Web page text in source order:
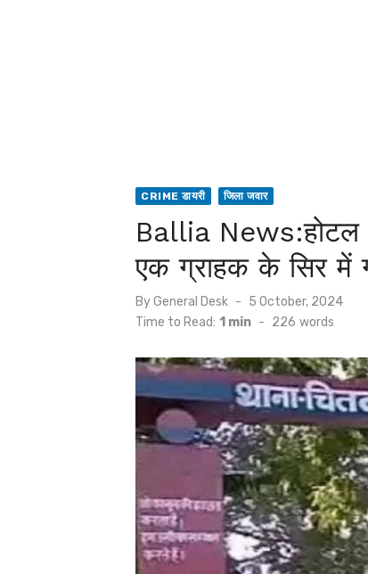
CRIME डायरी जिला जवार
Ballia News:होटल
एक ग्राहक के सिर में
ByGeneral Desk
Posted
on
5 October, 2024
Time to Read: 1 min - 226 words